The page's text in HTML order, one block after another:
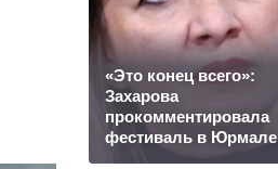
«Это конец всего»:
Захарова
прокомментировала
фестиваль в Юрмале